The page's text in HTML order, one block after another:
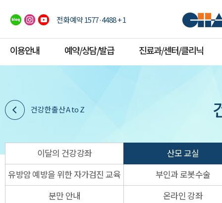
전화예약 1577·4488 + 1
이용안내 예약/상담/발급 진료과/센터/클리닉
건강한 출산 A to Z
이달의 건강강좌
산모 교실
유방암 예방을 위한 자가검진 교육
부인과 로봇수술
분만 안내
온라인 강좌